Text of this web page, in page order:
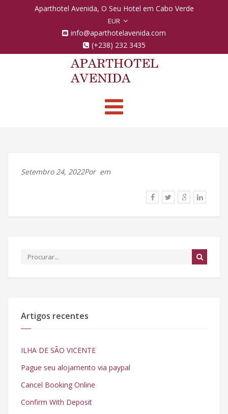
Aparthotel Avenida, O Seu Hotel em Cabo Verde
EUR
info@aparthotelavenida.com
(+238) 232 3435
Toggle
navigation
Setembro 24, 2022Por em
Artigos recentes
ILHA DE SÃO VICENTE
Pague seu alojamento via paypal
Cancel Booking Online
Confirm With Deposit